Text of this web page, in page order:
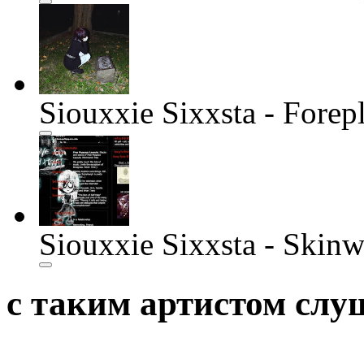
Siouxxie Sixxsta -
Siouxxie Sixxsta -
с таким артистом